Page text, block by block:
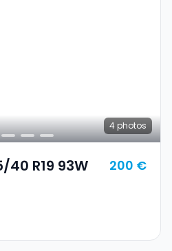
4 photos
40 R19 93W 200 €